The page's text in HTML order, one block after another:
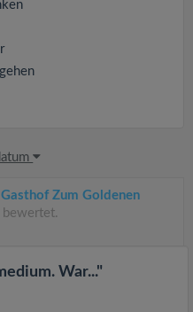
Gasthof Zum Goldenen
War..."